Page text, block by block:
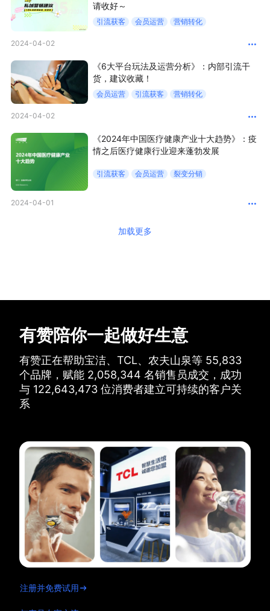
请收好～
引流获客 会员运营 营销转化
2024-04-02
《6大平台玩法及运营分析》：内部引流干
货，建议收藏！
会员运营 引流获客 营销转化
2024-04-02
《2024年中国医疗健康产业十大趋势》：疫
情之后医疗健康行业迎来蓬勃发展
引流获客 会员运营 裂变分销
2024-04-01
加载更多
有赞陪你一起做好生意
有赞正在帮助宝洁、TCL、农夫山泉等 55,833
个品牌， 赋能 2,058,344 名销售员成交， 成功
与 122,643,473 位消费者建立可持续的客户关
系
注册并免费试用